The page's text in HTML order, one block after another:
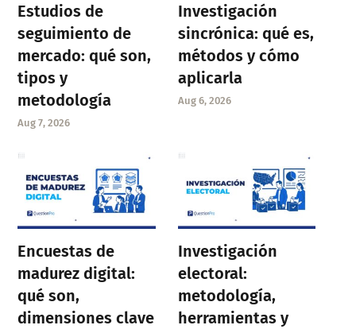
Estudios de
seguimiento de
mercado: qué son,
tipos y
metodología
Aug 7, 2026
Investigación
sincrónica: qué es,
métodos y cómo
aplicarla
Aug 6, 2026
Encuestas de
madurez digital:
qué son,
dimensiones clave
Investigación
electoral:
metodología,
herramientas y